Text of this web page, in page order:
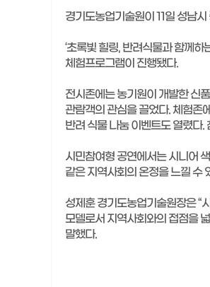
경기도농업기술원이 11일 성남
‘초록빛 힐링, 반려식물과 함께
체험프로그램이 진행됐다.
전시존에는 농기원이 개발한 신
관람객의 관심을 끌었다. 체험존
반려 식물 나눔 이벤트도 열렸다.
시민참여형 공연에서는 시니어
같은 지역사회의 온정을 느낄 수
성제훈 경기도농업기술원장은 “
모델로서 지역사회와의 접점을
말했다.